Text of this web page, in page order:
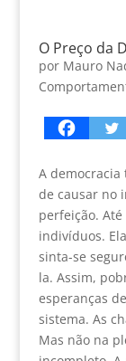
O Preço da
por Mauro
A democracia
de causar no
perfeição.
indivíduos.
sinta-se
la. Assim,
esperanças
sistema. As
Mas não na